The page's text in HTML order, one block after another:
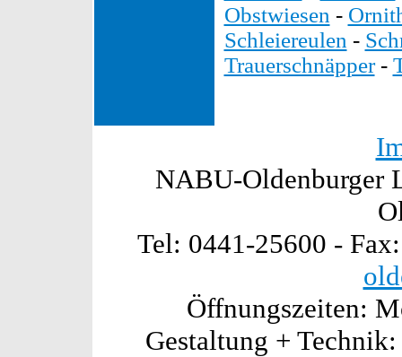
Obstwiesen -
Schleiereulen -
Trauerschnäpper-
NABU-Oldenburger
Tel: 0441-25600 -
Öffnungszeiten:
Gestaltung +